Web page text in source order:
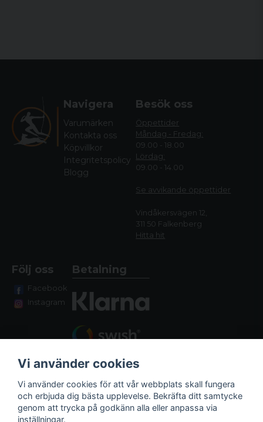
Navigera
Varumärken
Kontakta oss
Köpvillkor
Integritetspolicy
Blogg
Besök oss
Öppettider
Måndag - Fredag:
09.00 - 18.00
Lördag:
09.00 - 14.00
Se avvikande öppettider
Vindåkersvägen 12,
311 50 Falkenberg
Hitta hit
Följ oss
Facebook
Instagram
Betalning
Fraktalternativ
Vi använder cookies
Vi använder cookies för att vår webbplats skall fungera
och erbjuda dig bästa upplevelse. Bekräfta ditt samtycke
genom att trycka på godkänn alla eller anpassa via
inställningar.